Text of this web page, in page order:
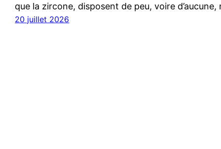
que la zircone, disposent de peu, voire
20 juillet 2026